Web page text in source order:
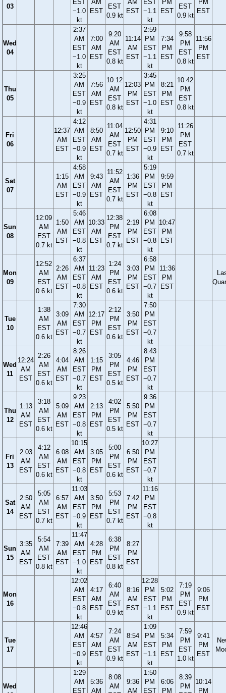
03
EST
−1.0
kt
AM
EST
EST
0.9 kt
AM
EST
EST
−1.1
kt
PM
EST
EST
0.9 kt
PM
EST
Wed
04
2:37
AM
EST
−1.0
kt
7:00
AM
EST
9:20
AM
EST
0.8 kt
11:14
AM
EST
2:59
PM
EST
−1.1
kt
7:34
PM
EST
9:58
PM
EST
0.8 kt
11:56
PM
EST
Thu
05
3:25
AM
EST
−0.9
kt
7:56
AM
EST
10:12
AM
EST
0.8 kt
12:03
PM
EST
3:45
PM
EST
−1.0
kt
8:21
PM
EST
10:42
PM
EST
0.8 kt
Fri
06
12:37
AM
EST
4:12
AM
EST
−0.9
kt
8:50
AM
EST
11:04
AM
EST
0.7 kt
12:50
PM
EST
4:31
PM
EST
−0.9
kt
9:10
PM
EST
11:26
PM
EST
0.7 kt
Sat
07
1:15
AM
EST
4:58
AM
EST
−0.9
kt
9:43
AM
EST
11:52
AM
EST
0.7 kt
1:36
PM
EST
5:19
PM
EST
−0.8
kt
9:59
PM
EST
Sun
08
12:09
AM
EST
0.7 kt
1:50
AM
EST
5:46
AM
EST
−0.8
kt
10:33
AM
EST
12:38
PM
EST
0.7 kt
2:19
PM
EST
6:08
PM
EST
−0.8
kt
10:47
PM
EST
Mon
09
12:52
AM
EST
0.6 kt
2:26
AM
EST
6:37
AM
EST
−0.8
kt
11:23
AM
EST
1:24
PM
EST
0.6 kt
3:03
PM
EST
6:58
PM
EST
−0.7
kt
11:36
PM
EST
Tue
10
1:38
AM
EST
0.6 kt
3:09
AM
EST
7:30
AM
EST
−0.7
kt
12:17
PM
EST
2:12
PM
EST
0.6 kt
3:50
PM
EST
7:50
PM
EST
−0.7
kt
Wed
11
12:24
AM
EST
2:26
AM
EST
0.6 kt
4:04
AM
EST
8:26
AM
EST
−0.7
kt
1:15
PM
EST
3:05
PM
EST
0.5 kt
4:46
PM
EST
8:43
PM
EST
−0.7
kt
Thu
12
1:13
AM
EST
3:18
AM
EST
0.6 kt
5:09
AM
EST
9:23
AM
EST
−0.8
kt
2:13
PM
EST
4:02
PM
EST
0.5 kt
5:50
PM
EST
9:36
PM
EST
−0.7
kt
Fri
13
2:03
AM
EST
4:12
AM
EST
0.6 kt
6:08
AM
EST
10:15
AM
EST
−0.8
kt
3:05
PM
EST
5:00
PM
EST
0.6 kt
6:50
PM
EST
10:27
PM
EST
−0.7
kt
Sat
14
2:50
AM
EST
5:05
AM
EST
0.7 kt
6:57
AM
EST
11:03
AM
EST
−0.9
kt
3:50
PM
EST
5:53
PM
EST
0.7 kt
7:42
PM
EST
11:16
PM
EST
−0.8
kt
Sun
15
3:35
AM
EST
5:54
AM
EST
0.8 kt
7:39
AM
EST
11:47
AM
EST
−1.0
kt
4:28
PM
EST
6:38
PM
EST
0.8 kt
8:27
PM
EST
Mon
16
12:02
AM
EST
−0.8
kt
4:17
AM
EST
6:40
AM
EST
0.9 kt
8:16
AM
EST
12:28
PM
EST
−1.1
kt
5:02
PM
EST
7:19
PM
EST
0.9 kt
9:06
PM
EST
Tue
17
12:46
AM
EST
−0.9
kt
4:57
AM
EST
7:24
AM
EST
0.9 kt
8:54
AM
EST
1:09
PM
EST
−1.1
kt
5:34
PM
EST
7:59
PM
EST
1.0 kt
9:41
PM
EST
Wed
1:29
AM
EST
5:36
AM
8:08
AM
9:36
AM
1:50
PM
EST
6:06
PM
8:39
PM
10:14
PM